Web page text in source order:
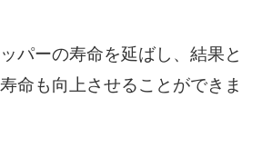
パーの寿命を延ばし、結果と
命も向上させることができま